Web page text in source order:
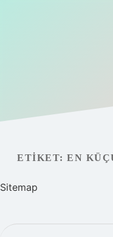
Hakkımızda
ETIKET: EN
Sitemap